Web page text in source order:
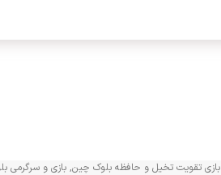
بازی تقویت تخیل و حافظه بلوک چین, بازی و سرگرمی